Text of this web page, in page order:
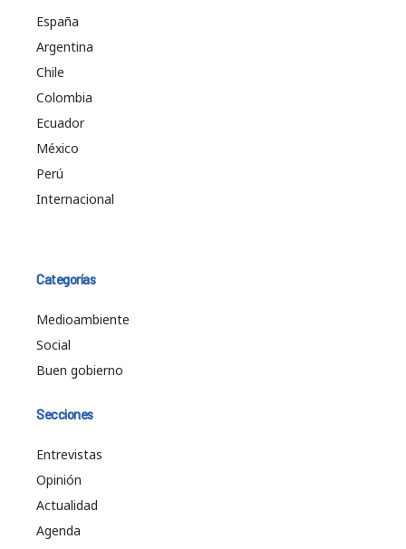
España
Argentina
Chile
Colombia
Ecuador
México
Perú
Internacional
Categorías
Medioambiente
Social
Buen gobierno
Secciones
Entrevistas
Opinión
Actualidad
Agenda